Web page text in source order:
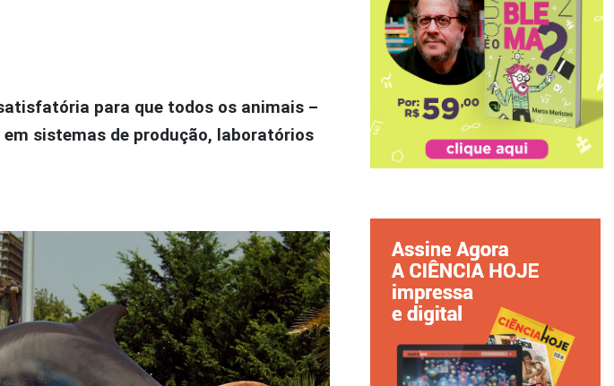
para que todos os animais –
sistemas de produção, laboratórios